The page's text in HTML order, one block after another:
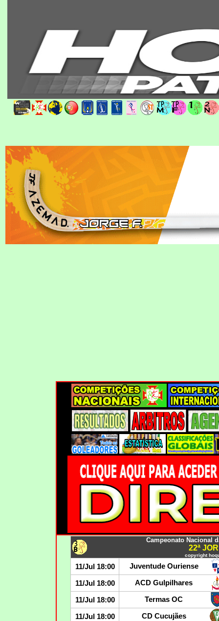
Campeonato Nacional
22ª
copyright
11/Jul 18:00 Juventude Ouriense
11/Jul 18:00 ACD Gulpilhares
11/Jul 18:00 Termas OC
11/Jul 18:00 CD Cucujães